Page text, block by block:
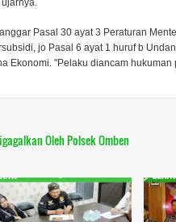
Pasal 30 ayat 3 Peraturan
jo Pasal 6 ayat 1 huruf b
Ekonomi. "Pelaku diancam
Oleh Polsek Omben